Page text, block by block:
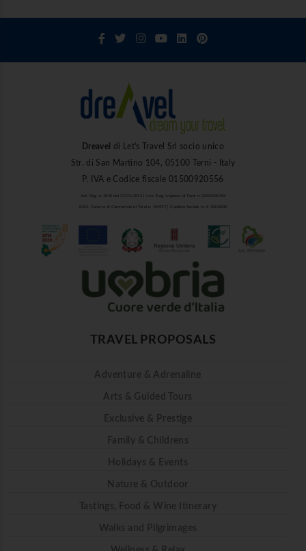
Dreavel
di Let's Travel Srl socio unico
Str. di San Martino 104, 05100 Terni - Italy
P. IVA e Codice fiscale 01500920556
Aut. Reg. n. 1849 del 27/03/2013 | Iscr. Reg. Imprese di Terni n. 01500920556
R.E.A. Camera di Commercio di Terni n. 101937 | Capitale Sociale i.v. € 10.000,00
TRAVEL PROPOSALS
Adventure & Adrenaline
Arts & Guided Tours
Exclusive & Prestige
Family & Childrens
Holidays & Events
Nature & Outdoor
Tastings, Food & Wine Itinerary
Walks and Pilgrimages